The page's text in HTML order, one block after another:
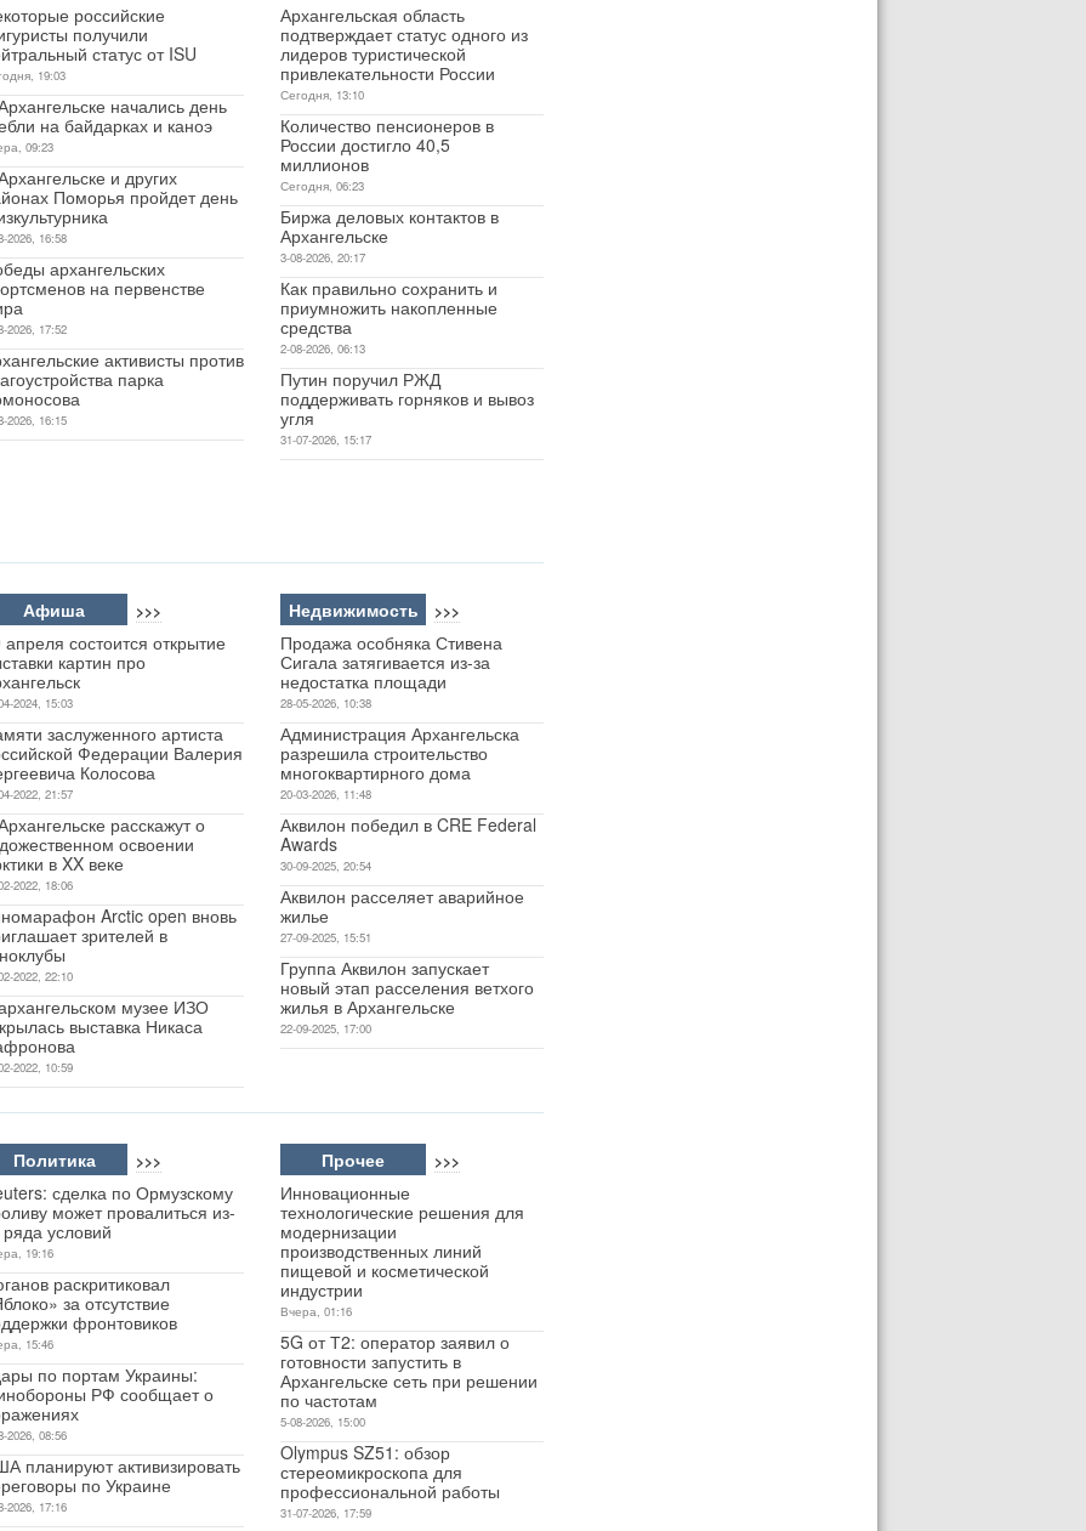
российские
получили
статус от ISU
19:03
начались день
на байдарках и каноэ
09:23
и других
Поморья пройдет день
2026, 16:58
архангельских
на первенстве
2026, 17:52
активисты против
парка
2026, 16:15
Архангельская область
подтверждает статус одного из
лидеров туристической
привлекательности России
Сегодня, 13:10
Количество пенсионеров в
России достигло 40,5
миллионов
Сегодня, 06:23
Биржа деловых контактов в
Архангельске
3-08-2026, 20:17
Как правильно сохранить и
приумножить накопленные
средства
2-08-2026, 06:13
Путин поручил РЖД
поддерживать горняков и вывоз
угля
31-07-2026, 15:17
Афиша >>>
апреля состоится открытие
картин про
2024, 15:03
заслуженного артиста
Федерации Валерия
Колосова
2022, 21:57
расскажут о
освоении
в XX веке
2022, 18:06
Arctic open вновь
зрителей в
2022, 22:10
музее ИЗО
выставка Никаса
2022, 10:59
Недвижимость >>>
Продажа особняка Стивена
Сигала затягивается из-за
недостатка площади
28-05-2026, 10:38
Администрация Архангельска
разрешила строительство
многоквартирного дома
20-03-2026, 11:48
Аквилон победил в CRE Federal
Awards
30-09-2025, 20:54
Аквилон расселяет аварийное
жилье
27-09-2025, 15:51
Группа Аквилон запускает
новый этап расселения ветхого
жилья в Архангельске
22-09-2025, 17:00
Политика >>>
сделка по Ормузскому
может провалиться из-
ряда условий
19:16
раскритиковал
за отсутствие
фронтовиков
15:46
по портам Украины:
РФ сообщает о
2026, 08:56
планируют активизировать
по Украине
2026, 17:16
Прочее >>>
Инновационные
технологические решения для
модернизации
производственных линий
пищевой и косметической
индустрии
Вчера, 01:16
5G от Т2: оператор заявил о
готовности запустить в
Архангельске сеть при решении
по частотам
5-08-2026, 15:00
Olympus SZ51: обзор
стереомикроскопа для
профессиональной работы
31-07-2026, 17:59